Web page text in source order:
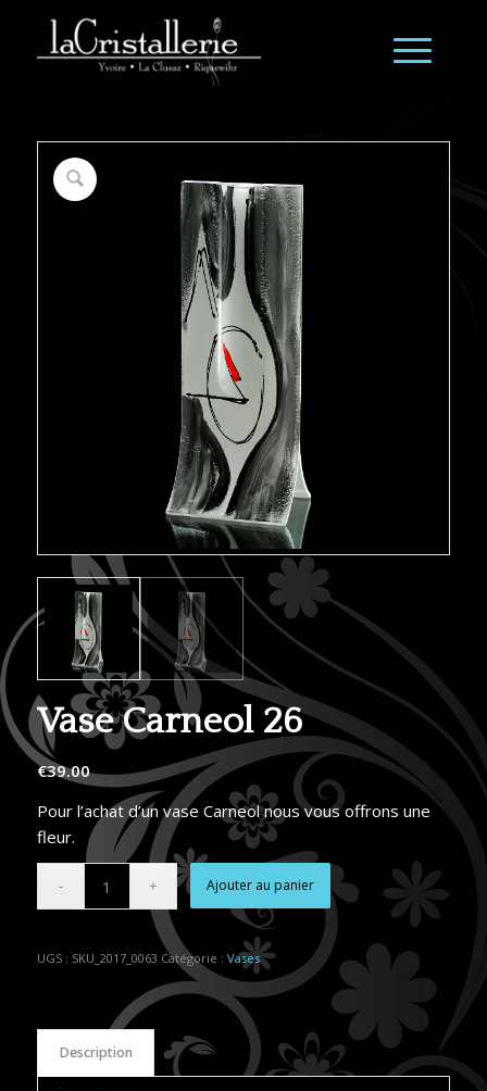
Vase Carneol 26
€39.00
Pour l’achat d’un vase Carneol nous vous offrons une
fleur.
Ajouter au panier Alternative:
UGS : SKU_2017_0063 Catégorie : Vases
Description